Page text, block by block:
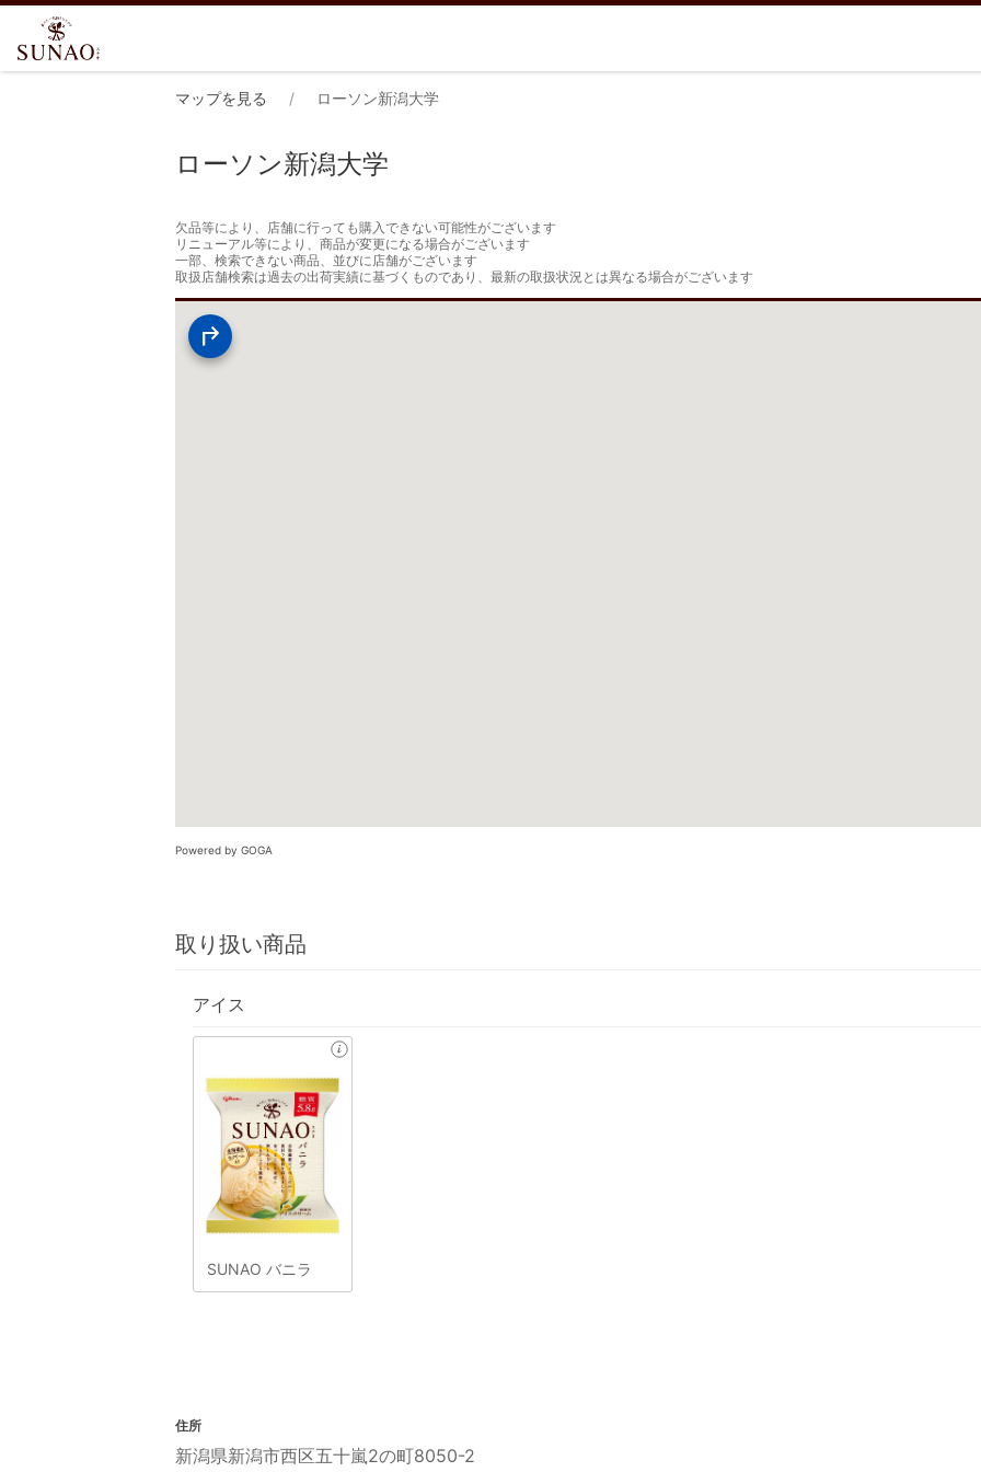
マップを見る ローソン新潟大学
ローソン新潟大学
欠品等により、店舗に行っても購入できない可能性がございます
リニューアル等により、商品が変更になる場合がございます
一部、検索できない商品、並びに店舗がございます
取扱店舗検索は過去の出荷実績に基づくものであり、最新の取扱状況とは異なる場合がございます
Powered by GOGA
取り扱い商品
アイス
SUNAO バニラ
住所
新潟県新潟市西区五十嵐2の町8050-2